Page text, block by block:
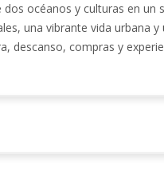
dos océanos y culturas en un
una vibrante vida urbana
descanso, compras y